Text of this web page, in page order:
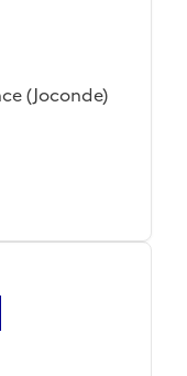
(Joconde)